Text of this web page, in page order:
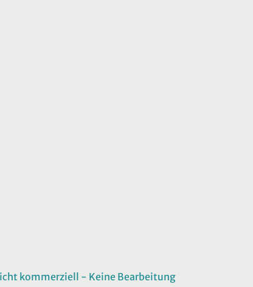
kommerziell - Keine Bearbeitung